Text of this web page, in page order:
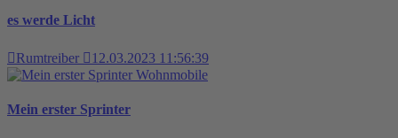
es werde Licht
Rumtreiber
12.03.2023 11:56:39
Wohnmobile
Mein erster Sprinter